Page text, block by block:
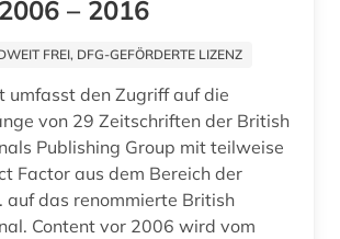
informationswissenschaft (1)
informationswissenschaften (1)
ingenieurwissenschaften (3)
innere medizin (1)
innovation (1)
– 2016
FREI, DFG-GEFÖRDERTE LIZENZ
umfasst den Zugriff auf die
von 29 Zeitschriften der British
Publishing Group mit teilweise
Factor aus dem Bereich der
auf das renommierte British
Content vor 2006 wird vom